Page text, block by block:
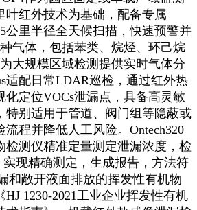
叶红外技术为基础，配备专属
公里半径全天候扫描，快速预警并
气体，包括苯类、烷烃、环己烷
大规模区域检测提供实时气体分
适配日常LDAR巡检，通过红外热
化定位VOCs泄漏点，具备高灵敏
特别适用于管道、阀门组等隐蔽或
程并降低人工风险。Ontech320
检测仪精准定量测定泄漏浓度，检
现精确测定，生成报告，方法符
和敞开液面排放的挥发性有机物
1230-2021工业企业挥发性有机